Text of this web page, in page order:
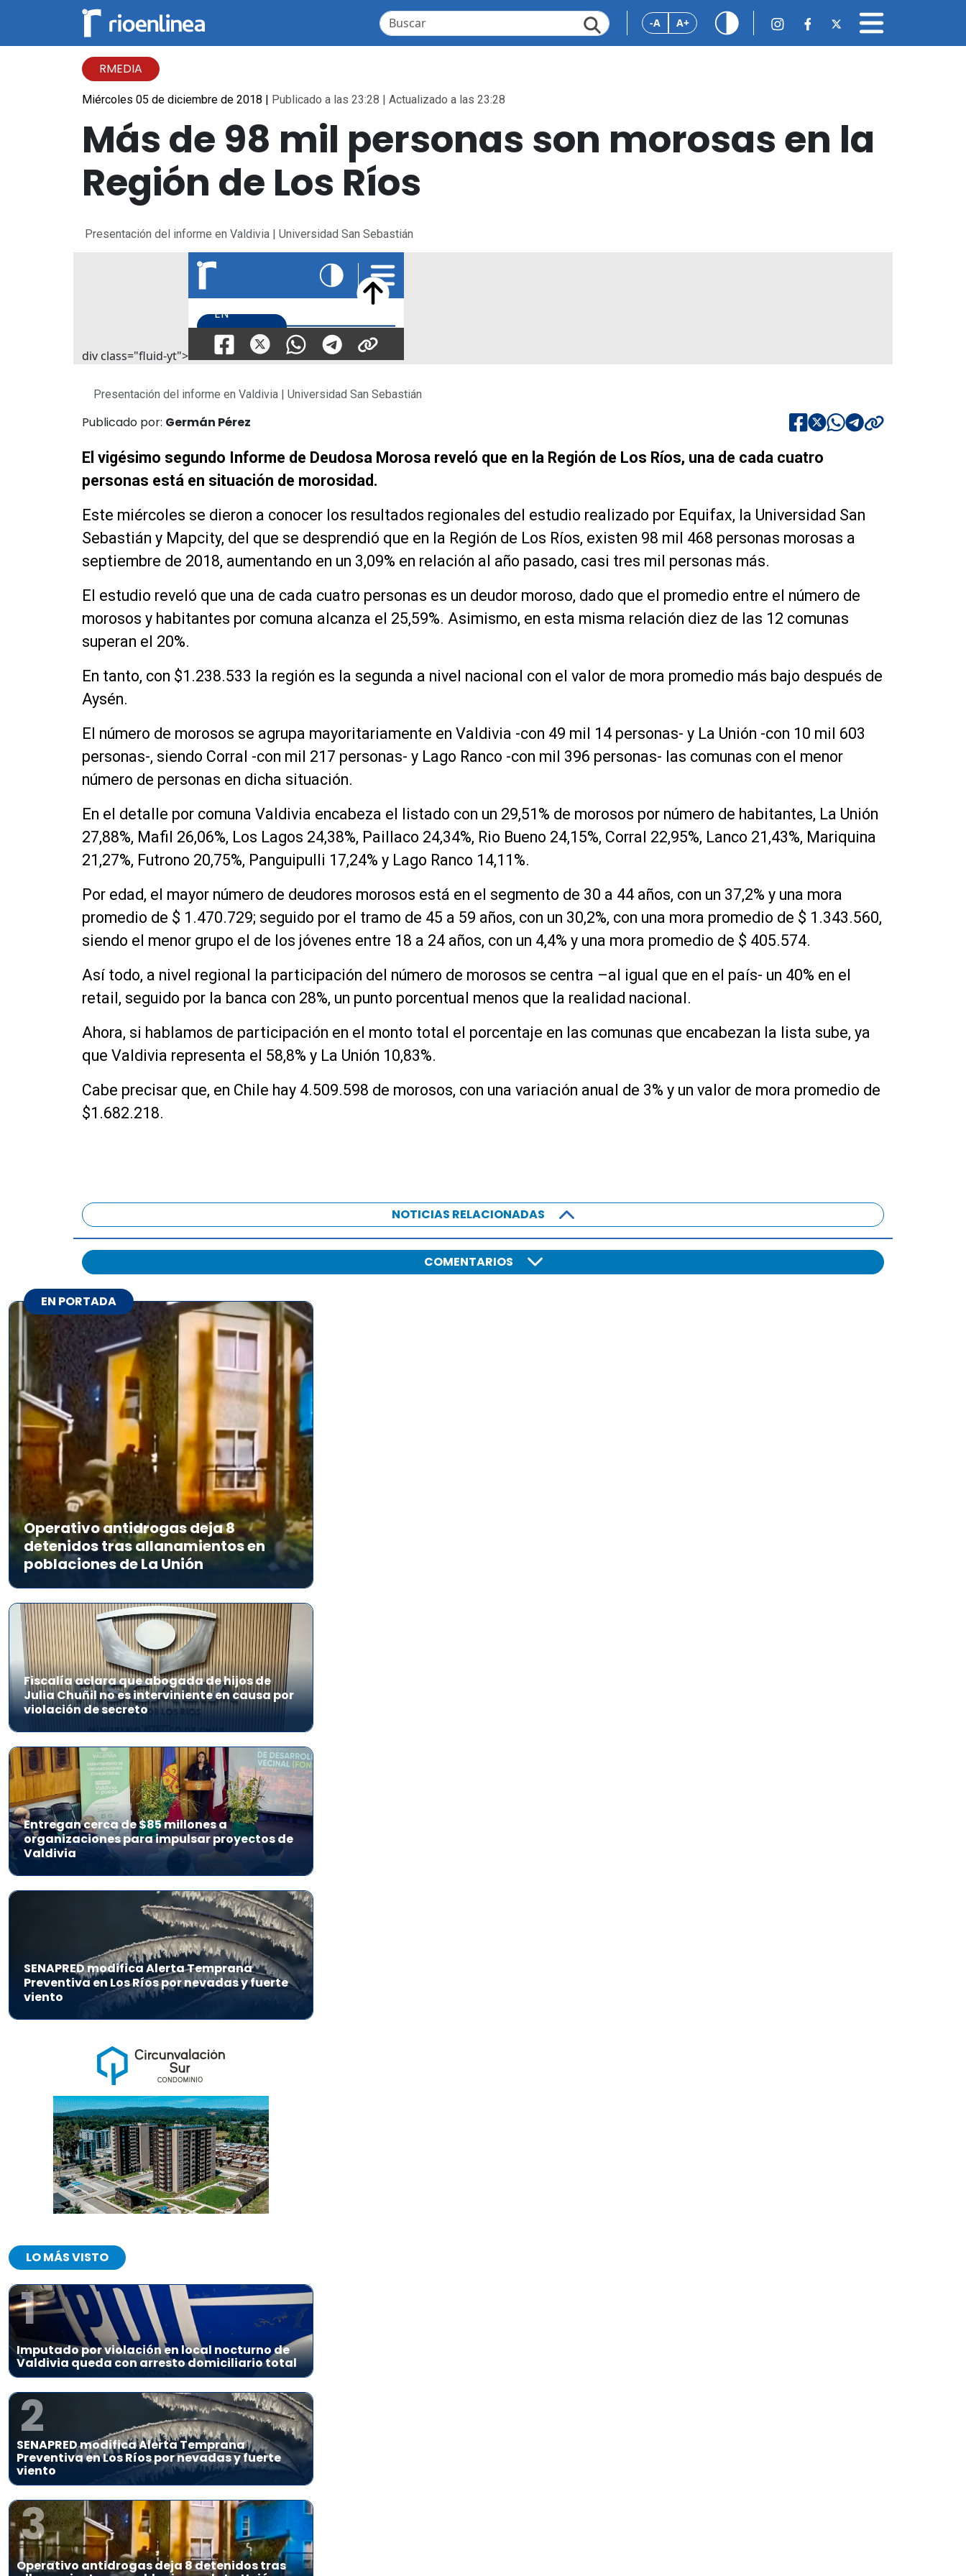
-A A+
RMEDIA
Miércoles 05 de diciembre de 2018 | Publicado a las 23:28 | Actualizado a las 23:28
Más de 98 mil personas son morosas en la
Región de Los Ríos
Presentación del informe en Valdivia | Universidad San Sebastián
div class="fluid-yt">
Presentación del informe en Valdivia | Universidad San Sebastián
Publicado por: Germán Pérez
El vigésimo segundo Informe de Deudosa Morosa reveló que en la Región de Los Ríos, una de cada cuatro
personas está en situación de morosidad.
Este miércoles se dieron a conocer los resultados regionales del estudio realizado por Equifax, la Universidad San
Sebastián y Mapcity, del que se desprendió que en la Región de Los Ríos, existen 98 mil 468 personas morosas a
septiembre de 2018, aumentando en un 3,09% en relación al año pasado, casi tres mil personas más.
El estudio reveló que una de cada cuatro personas es un deudor moroso, dado que el promedio entre el número de
morosos y habitantes por comuna alcanza el 25,59%. Asimismo, en esta misma relación diez de las 12 comunas
superan el 20%.
En tanto, con $1.238.533 la región es la segunda a nivel nacional con el valor de mora promedio más bajo después de
Aysén.
El número de morosos se agrupa mayoritariamente en Valdivia -con 49 mil 14 personas- y La Unión -con 10 mil 603
personas-, siendo Corral -con mil 217 personas- y Lago Ranco -con mil 396 personas- las comunas con el menor
número de personas en dicha situación.
En el detalle por comuna Valdivia encabeza el listado con un 29,51% de morosos por número de habitantes, La Unión
27,88%, Mafil 26,06%, Los Lagos 24,38%, Paillaco 24,34%, Rio Bueno 24,15%, Corral 22,95%, Lanco 21,43%, Mariquina
21,27%, Futrono 20,75%, Panguipulli 17,24% y Lago Ranco 14,11%.
Por edad, el mayor número de deudores morosos está en el segmento de 30 a 44 años, con un 37,2% y una mora
promedio de $ 1.470.729; seguido por el tramo de 45 a 59 años, con un 30,2%, con una mora promedio de $ 1.343.560,
siendo el menor grupo el de los jóvenes entre 18 a 24 años, con un 4,4% y una mora promedio de $ 405.574.
Así todo, a nivel regional la participación del número de morosos se centra –al igual que en el país- un 40% en el
retail, seguido por la banca con 28%, un punto porcentual menos que la realidad nacional.
Ahora, si hablamos de participación en el monto total el porcentaje en las comunas que encabezan la lista sube, ya
que Valdivia representa el 58,8% y La Unión 10,83%.
Cabe precisar que, en Chile hay 4.509.598 de morosos, con una variación anual de 3% y un valor de mora promedio de
$1.682.218.
NOTICIAS RELACIONADAS
COMENTARIOS
EN PORTADA
Operativo antidrogas deja 8
detenidos tras allanamientos en
poblaciones de La Unión
Fiscalía aclara que abogada de hijos de
Julia Chuñil no es interviniente en causa por
violación de secreto
Entregan cerca de $85 millones a
organizaciones para impulsar proyectos de
Valdivia
SENAPRED modifica Alerta Temprana
Preventiva en Los Ríos por nevadas y fuerte
viento
LO MÁS VISTO
1
Imputado por violación en local nocturno de
Valdivia queda con arresto domiciliario total
2
SENAPRED modifica Alerta Temprana
Preventiva en Los Ríos por nevadas y fuerte
viento
3
Operativo antidrogas deja 8 detenidos tras